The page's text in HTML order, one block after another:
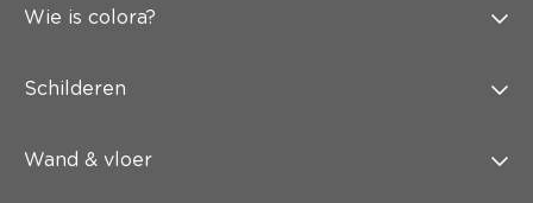
Wie is colora?
Schilderen
Wand & vloer